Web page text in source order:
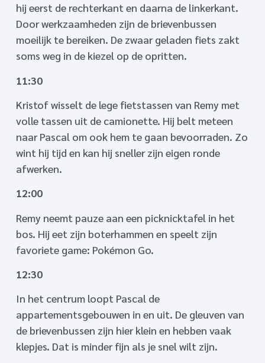
hij eerst de rechterkant en daarna de linkerkant.
Door werkzaamheden zijn de brievenbussen
moeilijk te bereiken. De zwaar geladen fiets zakt
soms weg in de kiezel op de opritten.
11:30
Kristof wisselt de lege fietstassen van Remy met
volle tassen uit de camionette. Hij belt meteen
naar Pascal om ook hem te gaan bevoorraden. Zo
wint hij tijd en kan hij sneller zijn eigen ronde
afwerken.
12:00
Remy neemt pauze aan een picknicktafel in het
bos. Hij eet zijn boterhammen en speelt zijn
favoriete game: Pokémon Go.
12:30
In het centrum loopt Pascal de
appartementsgebouwen in en uit. De gleuven van
de brievenbussen zijn hier klein en hebben vaak
klepjes. Dat is minder fijn als je snel wilt zijn.